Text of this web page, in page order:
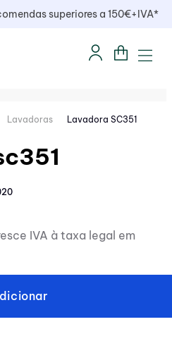
superiores a 150€+IVA*
Lavadoras Lavadora SC351
IVA à taxa legal em